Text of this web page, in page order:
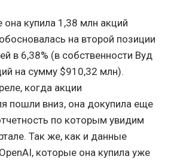
она купила 1,38 млн акций
на второй позиции
в 6,38% (в собственности Вуд
на сумму $910,32 млн).
когда акции
пошли вниз, она докупила еще
по которым увидим
Так же, как и данные
которые она купила уже